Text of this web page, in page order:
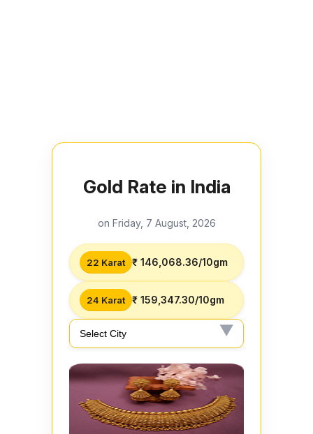
Gold Rate in India
on Friday, 7 August, 2026
22 Karat ₹ 146,068.36/10gm
24 Karat ₹ 159,347.30/10gm